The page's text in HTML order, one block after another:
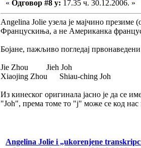
« Одговор #8 у: 17.35 ч. 30.12.2006. »
Angelina Jolie узела је мајчино презиме
Францускиња, а не Американка
Бојане, пажљиво погледај
Jie Zhou Jieh Joh
Xiaojing Zhou Shiau-ching Joh
Из кинеског оригинала јасно је да се
"Јоh", према томе то "ј" може се код
Angelina Jolie i „ukorenjene